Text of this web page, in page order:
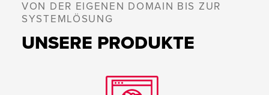
VON DER EIGENEN DOMAIN BIS ZUR
SYSTEMLÖSUNG
UNSERE PRODUKTE